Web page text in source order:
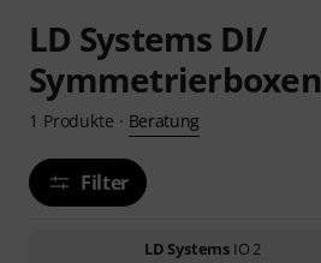
LD Systems DI/
Symmetrierboxen
1 Produkte · Beratung
Filter
LD Systems IO 2